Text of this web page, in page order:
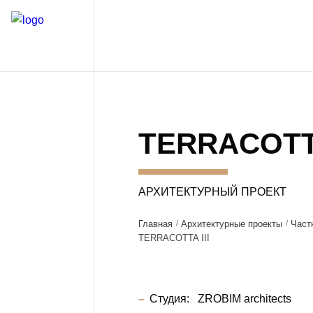
АРХИТЕКТУРНЫЙ ПРОЕКТ
Главная Архитектурные проекты
TERRACOTTA III
Студия: ZROBIM architects